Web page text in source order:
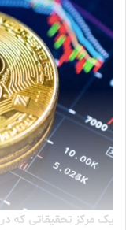
یک مرکز تحقیقاتی که